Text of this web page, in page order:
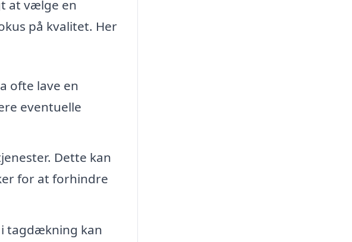
at vælge en
på kvalitet. Her
ofte lave en
eventuelle
Dette kan
for at forhindre
tagdækning kan